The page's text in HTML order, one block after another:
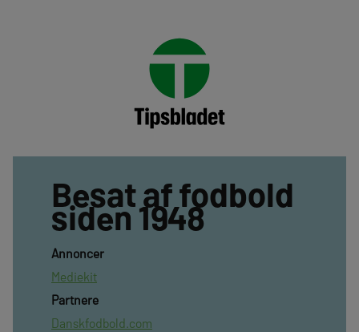
Besat af fodbold
siden 1948
Annoncer
Mediekit
Partnere
Danskfodbold.com